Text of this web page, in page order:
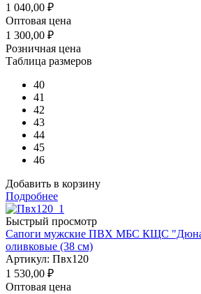
1 040,00 ₽
Оптовая цена
1 300,00 ₽
Розничная цена
Таблица размеров
40
41
42
43
44
45
46
Добавить в корзину
Подробнее
Быстрый просмотр
Сапоги мужские ПВХ МБС КЩС
оливковые (38 см)
Артикул: Пвх120
1 530,00 ₽
Оптовая цена